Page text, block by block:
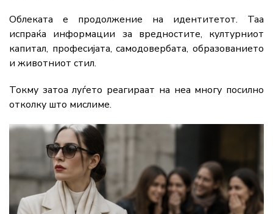
Облеката е продолжение на идентитетот. Таа
испраќа информации за вредностите, културниот
капитал, професијата, самодовербата, образованието
и животниот стил.
Токму затоа луѓето реагираат на неа многу посилно
отколку што мислиме.